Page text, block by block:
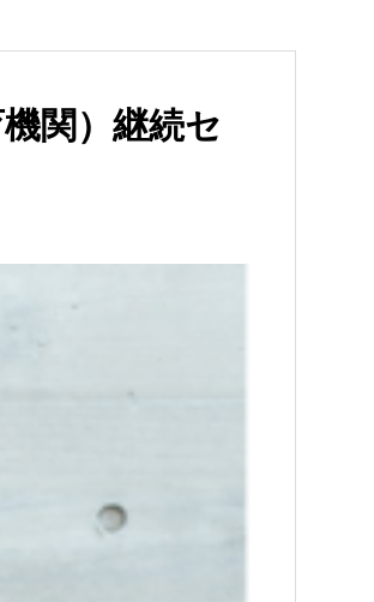
関）継続セ